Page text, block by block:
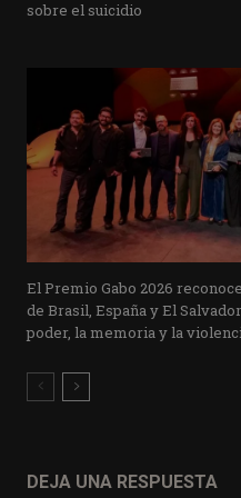
sobre el suicidio
El Premio Gabo 2026
de Brasil, España y El
poder, la memoria y la
DEJA UNA RESPUESTA